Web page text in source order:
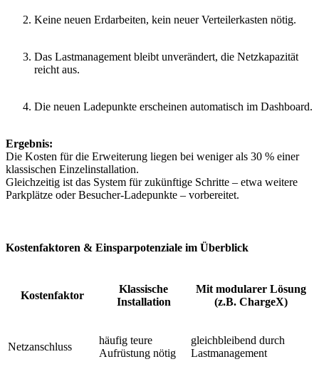
Keine neuen Erdarbeiten, kein neuer Verteilerkasten nötig.
Das Lastmanagement bleibt unverändert, die Netzkapazität
reicht aus.
Die neuen Ladepunkte erscheinen automatisch im Dashboard.
Ergebnis:
Die Kosten für die Erweiterung liegen bei weniger als 30 % einer
klassischen Einzelinstallation.
Gleichzeitig ist das System für zukünftige Schritte – etwa weitere
Parkplätze oder Besucher-Ladepunkte – vorbereitet.
Kostenfaktoren & Einsparpotenziale im Überblick
Kostenfaktor
Klassische
Installation
Mit modularer Lösung
(z.B. ChargeX)
Netzanschluss
häufig teure
Aufrüstung nötig
gleichbleibend durch
Lastmanagement